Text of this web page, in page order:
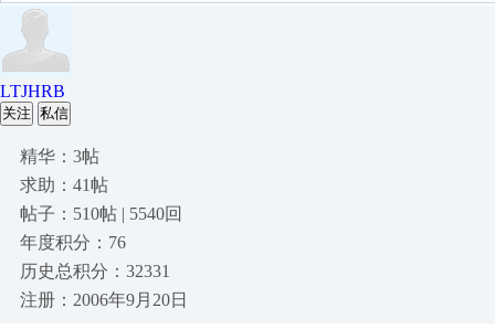
LTJHRB
关注 私信
精华：3帖
求助：41帖
帖子：510帖 | 5540回
年度积分：76
历史总积分：32331
注册：2006年9月20日